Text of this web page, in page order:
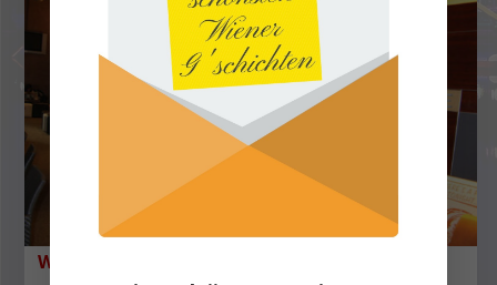
Weinverkostungen im Kaffeehaus